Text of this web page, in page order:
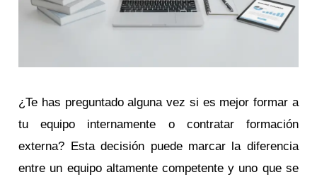
¿Te has preguntado alguna vez si es mejor formar a
tu equipo internamente o contratar formación
externa? Esta decisión puede marcar la diferencia
entre un equipo altamente competente y uno que se